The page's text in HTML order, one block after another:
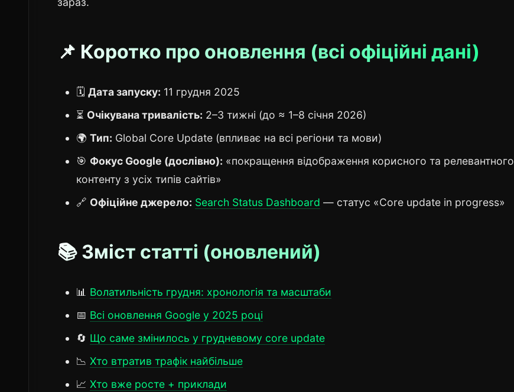
📌 Коротко про оновлення (всі офіційні дані)
🗓️ Дата запуску: 11 грудня 2025
⏳ Очікувана тривалість: 2–3 тижні (до ≈ 1–8 січня 2026)
🌍 Тип: Global Core Update (впливає на всі регіони та мови)
🎯 Фокус Google (дослівно): «покращення відображення корисного та релевантного
контенту з усіх типів сайтів»
🔗 Офіційне джерело: Search Status Dashboard — статус «Core update in progress»
📚 Зміст статті (оновлений)
📊 Волатильність грудня: хронологія та масштаби
📅 Всі оновлення Google у 2025 році
🔄 Що саме змінилось у грудневому core update
📉 Хто втратив трафік найбільше
📈 Хто вже росте + приклади